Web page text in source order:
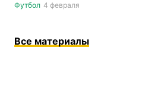
Футбол 4 февраля
Все материалы